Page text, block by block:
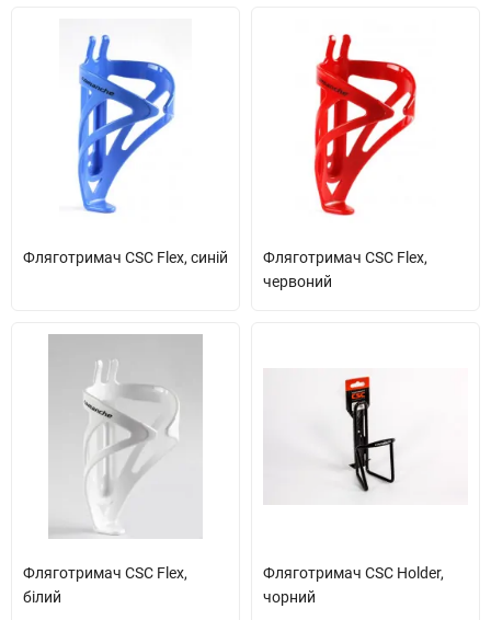
Фляготримач CSC Flex, синій
Фляготримач CSC Flex,
червоний
Фляготримач CSC Flex,
білий
Фляготримач CSC Holder,
чорний